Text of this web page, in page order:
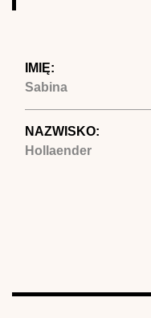
IMIĘ:
Sabina
NAZWISKO:
Hollaender